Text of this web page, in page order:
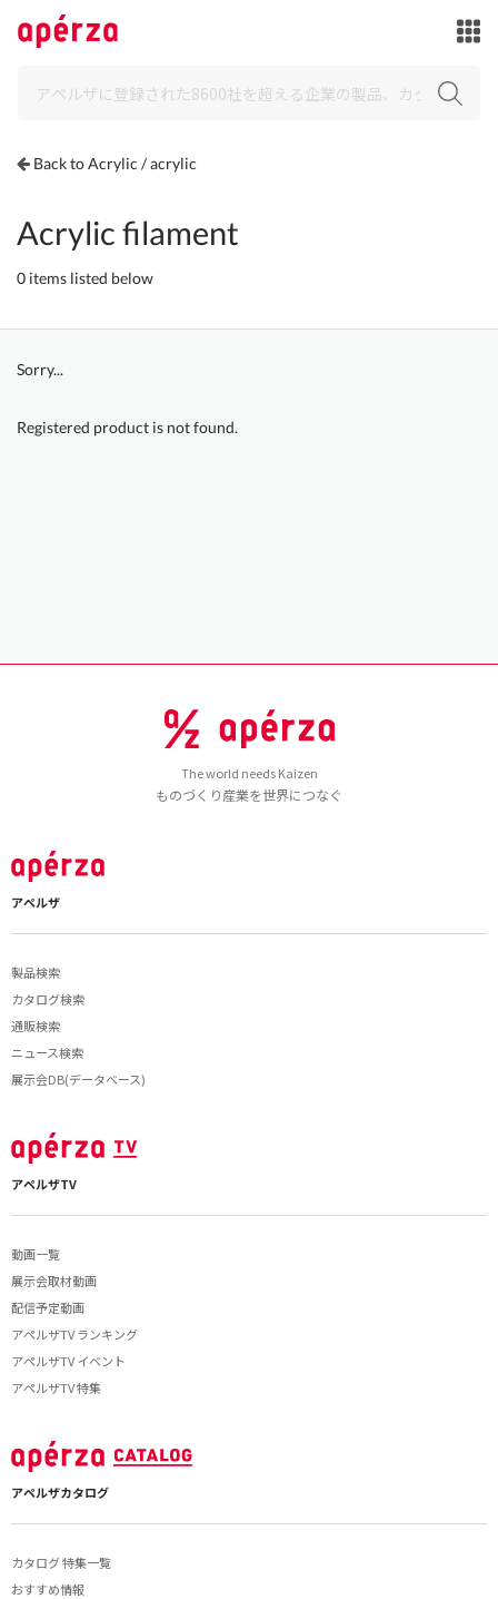
Back to Acrylic / acrylic
Acrylic filament
0 items listed below
Sorry...
Registered product is not found.
The world needs Kaizen
ものづくり産業を世界につなぐ
アペルザ
製品検索
カタログ検索
通販検索
ニュース検索
展示会DB(データベース)
アペルザTV
動画一覧
展示会取材動画
配信予定動画
アペルザTV ランキング
アペルザTV イベント
アペルザTV 特集
アペルザカタログ
カタログ 特集一覧
おすすめ情報